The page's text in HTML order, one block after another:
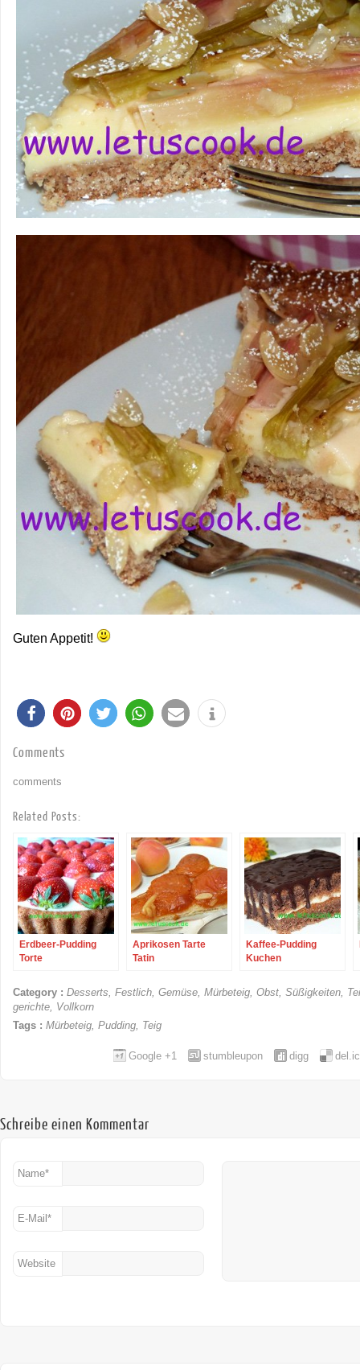
Guten Appetit!
Comments
comments
Related Posts:
Erdbeer-Pudding
Torte
Aprikosen Tarte
Tatin
Kaffee-Pudding
Kuchen
Category : Desserts, Festlich, Gemüse, Mürbeteig, Obst, Süßigkeiten,
gerichte, Vollkorn
Tags : Mürbeteig, Pudding, Teig
digg
stumbleupon
Google +1
Schreibe einen Kommentar
Name*
E-Mail *
Website